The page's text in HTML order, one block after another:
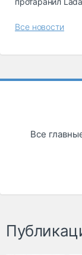
Все новости
Все